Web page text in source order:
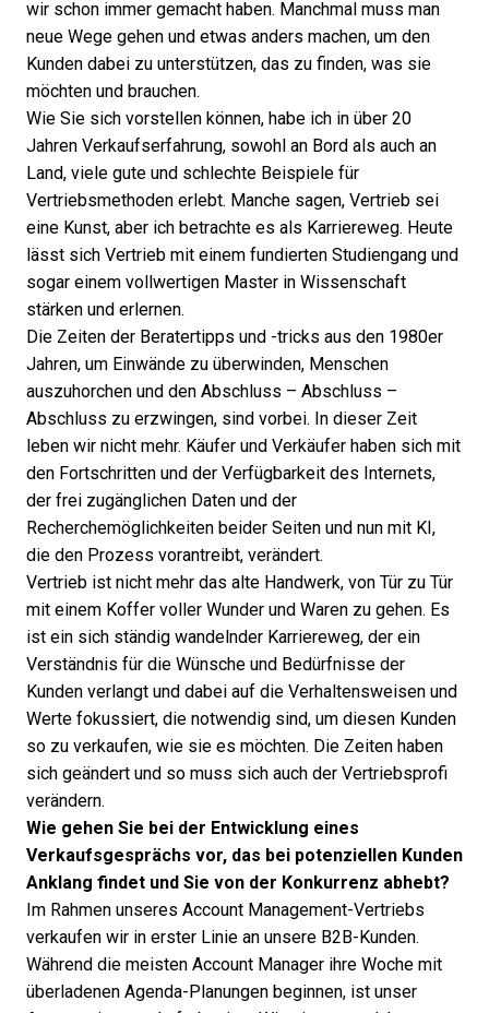
wir schon immer gemacht haben. Manchmal muss man
neue Wege gehen und etwas anders machen, um den
Kunden dabei zu unterstützen, das zu finden, was sie
möchten und brauchen.
Wie Sie sich vorstellen können, habe ich in über 20
Jahren Verkaufserfahrung, sowohl an Bord als auch an
Land, viele gute und schlechte Beispiele für
Vertriebsmethoden erlebt. Manche sagen, Vertrieb sei
eine Kunst, aber ich betrachte es als Karriereweg. Heute
lässt sich Vertrieb mit einem fundierten Studiengang und
sogar einem vollwertigen Master in Wissenschaft
stärken und erlernen.
Die Zeiten der Beratertipps und -tricks aus den 1980er
Jahren, um Einwände zu überwinden, Menschen
auszuhorchen und den Abschluss – Abschluss –
Abschluss zu erzwingen, sind vorbei. In dieser Zeit
leben wir nicht mehr. Käufer und Verkäufer haben sich mit
den Fortschritten und der Verfügbarkeit des Internets,
der frei zugänglichen Daten und der
Recherchemöglichkeiten beider Seiten und nun mit KI,
die den Prozess vorantreibt, verändert.
Vertrieb ist nicht mehr das alte Handwerk, von Tür zu Tür
mit einem Koffer voller Wunder und Waren zu gehen. Es
ist ein sich ständig wandelnder Karriereweg, der ein
Verständnis für die Wünsche und Bedürfnisse der
Kunden verlangt und dabei auf die Verhaltensweisen und
Werte fokussiert, die notwendig sind, um diesen Kunden
so zu verkaufen, wie sie es möchten. Die Zeiten haben
sich geändert und so muss sich auch der Vertriebsprofi
verändern.
Wie gehen Sie bei der Entwicklung eines
Verkaufsgesprächs vor, das bei potenziellen Kunden
Anklang findet und Sie von der Konkurrenz abhebt?
Im Rahmen unseres Account Management-Vertriebs
verkaufen wir in erster Linie an unsere B2B-Kunden.
Während die meisten Account Manager ihre Woche mit
überladenen Agenda-Planungen beginnen, ist unser